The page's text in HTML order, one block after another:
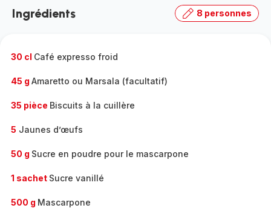
gamme
Ingrédients 8 personnes
30 cl Café expresso froid
45 g Amaretto ou Marsala (facultatif)
35 pièce Biscuits à la cuillère
5 Jaunes d’œufs
50 g Sucre en poudre pour le mascarpone
1 sachet Sucre vanillé
500 g Mascarpone